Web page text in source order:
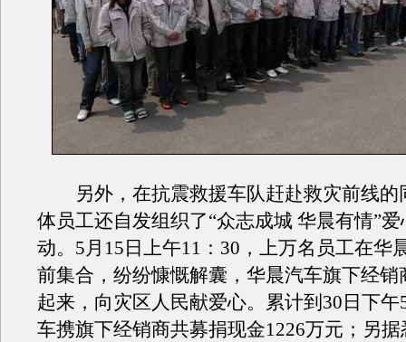
另外，在抗震救援车队赶赴救灾前线的
体员工还自发组织了“众志成城 华晨有情”
动。5月15日上午11：30，上万名员工在华
前集合，纷纷慷慨解囊，华晨汽车旗下经销
起来，向灾区人民献爱心。累计到30日下午
车携旗下经销商共募捐现金1226万元；另据